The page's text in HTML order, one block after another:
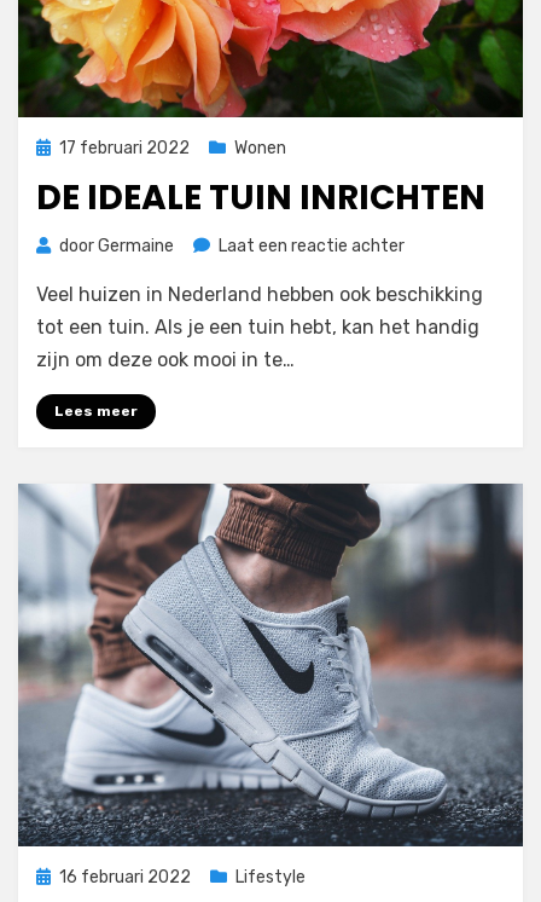
Geplaatst
17 februari 2022 Wonen
DE IDEALE TUIN INRICHTEN
doorGermaine Laat een reactie achterop
ideale
tuin
Veel huizen in Nederland hebben ook beschikking
tot een tuin. Als je een tuin hebt, kan het handig
zijn om deze ook mooi in te…
Lees meer
Geplaatst
16 februari 2022 Lifestyle